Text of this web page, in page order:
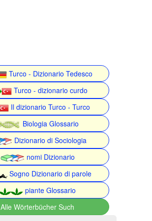
Turco - Dizionario Tedesco
Turco - dizionario curdo
Il dizionario Turco - Turco
Biologia Glossario
Dizionario di Sociologia
nomi Dizionario
Sogno Dizionario di parole
piante Glossario
Alle Wörterbücher Such